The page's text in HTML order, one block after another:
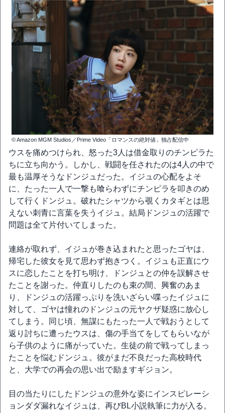
© Amazon MGM Studios／Prime Video「ロマンスの絶対値」独占配信中
ウスを痛めつけられ、怒った3人は借金取りのチンピラた
ちに立ち向かう。しかし、戦闘を任されたのは4人の中で
最も温厚そうなドンジュだった。イジュの心配をよそ
に、たった一人で一撃も喰らわずにチンピラを叩きのめ
して行くドンジュ。破れたシャツから覗くカタギとは思
えない刺青に言葉を失うイジュ。結局ドンジュの活躍で
問題は全て片付いてしまった。
連絡が取れず、イジュが巻き込まれたと思ったゴヤは、
帰宅した彼女を見て思わず抱きつく。イジュも正直にウ
スに恋したことを打ち明け、ドンジュとの仲を誤解させ
たことを謝った。仲直りしたのも束の間、興奮のあま
り、ドンジュの活躍っぷりを洗いざらい喋ったイジュに
対して、ゴヤは憧れのドンジュの元ヤクザ疑惑に放心し
てしまう。同じ頃、無謀にもたった一人で戦おうとして
返り討ちに遭ったウスは、傷の手当てをしてもらいなが
ら子供のように痛がっていた。生徒の前で戦ってしまっ
たことを悩むドンジュ。彼がまだ不良だった高校時代
と、大学での再会の思い出で励ますギジョン。
目の当たりにしたドンジュの意外な姿にインスピレーシ
ョンダダ漏れなイジュは、再びBL小説執筆に力が入る。